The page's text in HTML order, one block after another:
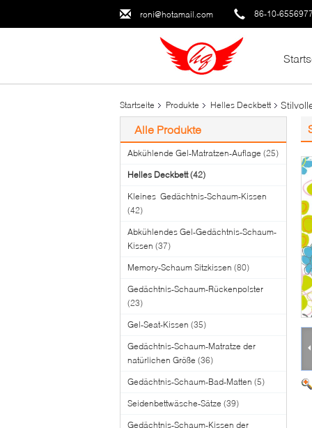
roni@hotamail.com 86-10-
Startseite Produkte Helles Deckbett
Alle Produkte
Abkühlende Gel-Matratzen-Auflage (25)
Helles Deckbett (42)
Kleines Gedächtnis-Schaum-Kissen
(42)
Abkühlendes Gel-Gedächtnis-Schaum-
Kissen (37)
Memory-Schaum Sitzkissen (80)
Gedächtnis-Schaum-Rückenpolster
(23)
Gel-Seat-Kissen (35)
Gedächtnis-Schaum-Matratze der
natürlichen Größe (36)
Gedächtnis-Schaum-Bad-Matten (5)
Seidenbettwäsche-Sätze (39)
Gedächtnis-Schaum-Kissen der